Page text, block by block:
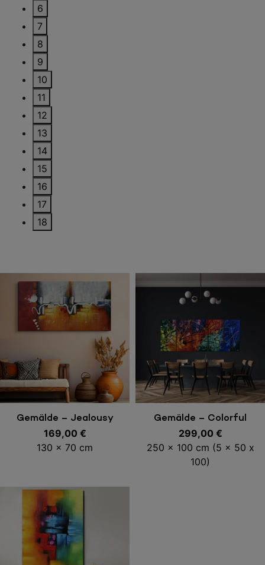
6
7
8
9
10
11
12
13
14
15
16
17
18
In den Warenkorb
Gemälde – Jealousy
169,00 €
130 x 70 cm
In den Warenkorb
Gemälde – Colorful
Explotion
299,00 €
250 x 100 cm (5 x 50 x
100)